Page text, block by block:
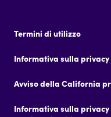
Termini di utilizzo
Informativa sulla privacy
Avviso della California
Informativa sulla